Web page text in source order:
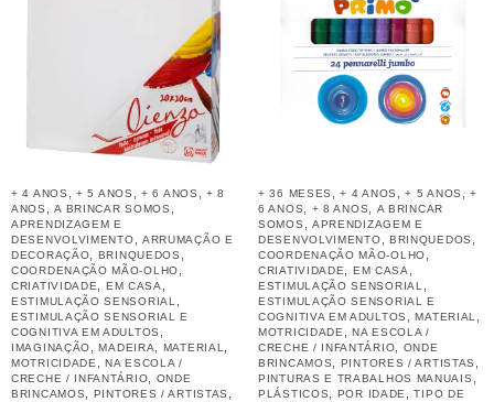
+ 4 ANOS ,+ 5 ANOS ,+ 6 ANOS ,+ 8
ANOS
,A BRINCAR SOMOS
APRENDIZAGEM E
DESENVOLVIMENTO
ARRUMAÇÃO E
DECORAÇÃO
BRINQUEDOS
COORDENAÇÃO MÃO-OLHO
CRIATIVIDADE EM CASA
ESTIMULAÇÃO SENSORIAL
ESTIMULAÇÃO SENSORIAL E
COGNITIVA EM ADULTOS
IMAGINAÇÃO ,MADEIRA MATERIAL
MOTRICIDADE ,NA ESCOLA /
CRECHE / INFANTÁRIO
ONDE
BRINCAMOS
PINTORES / ARTISTAS
+ 36 MESES ,+ 4 ANOS ,+ 5 ANOS ,+
6 ANOS
+ 8 ANOS
A BRINCAR
SOMOS
APRENDIZAGEM E
DESENVOLVIMENTO
BRINQUEDOS
COORDENAÇÃO MÃO-OLHO
CRIATIVIDADE EM CASA
ESTIMULAÇÃO SENSORIAL
ESTIMULAÇÃO SENSORIAL E
COGNITIVA EM ADULTOS
,MATERIAL
MOTRICIDADE ,NA ESCOLA /
CRECHE / INFANTÁRIO
ONDE
BRINCAMOS
PINTORES / ARTISTAS
PINTURAS E TRABALHOS MANUAIS
PLÁSTICOS POR IDADE ,TIPO DE